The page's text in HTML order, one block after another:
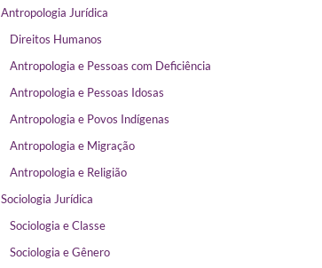
Antropologia Jurídica
Direitos Humanos
Antropologia e Pessoas com Deficiência
Antropologia e Pessoas Idosas
Antropologia e Povos Indígenas
Antropologia e Migração
Antropologia e Religião
Sociologia Jurídica
Sociologia e Classe
Sociologia e Gênero